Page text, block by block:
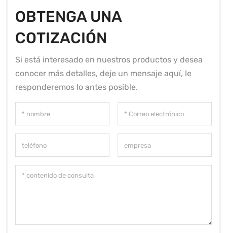
OBTENGA UNA
COTIZACIÓN
Si está interesado en nuestros productos y desea
conocer más detalles, deje un mensaje aquí, le
responderemos lo antes posible.